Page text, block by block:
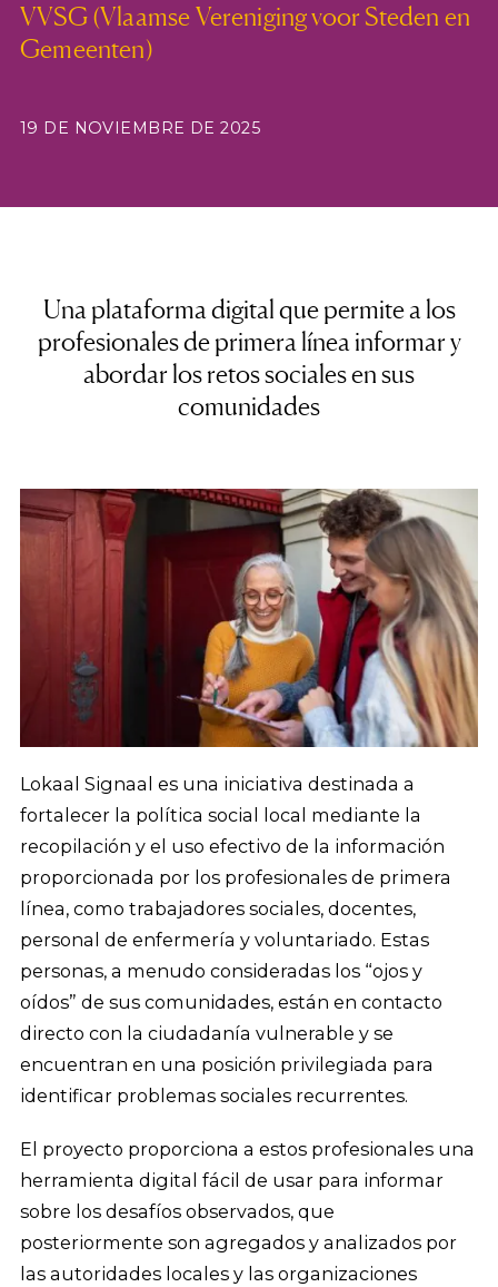
VVSG (Vlaamse Vereniging voor Steden en
Gemeenten)
19 DE NOVIEMBRE DE 2025
Una plataforma digital que permite a los
profesionales de primera línea informar y
abordar los retos sociales en sus
comunidades
Lokaal Signaal es una iniciativa destinada a
fortalecer la política social local mediante la
recopilación y el uso efectivo de la información
proporcionada por los profesionales de primera
línea, como trabajadores sociales, docentes,
personal de enfermería y voluntariado. Estas
personas, a menudo consideradas los “ojos y
oídos” de sus comunidades, están en contacto
directo con la ciudadanía vulnerable y se
encuentran en una posición privilegiada para
identificar problemas sociales recurrentes.
El proyecto proporciona a estos profesionales una
herramienta digital fácil de usar para informar
sobre los desafíos observados, que
posteriormente son agregados y analizados por
las autoridades locales y las organizaciones